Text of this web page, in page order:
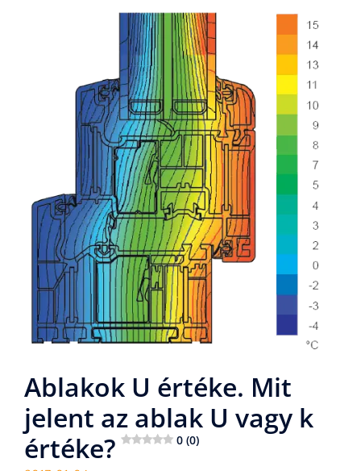
Ablakok U értéke. Mit
jelent az ablak U vagy k
értéke?
0 (0)